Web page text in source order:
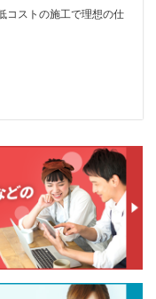
コストの施工で理想の仕